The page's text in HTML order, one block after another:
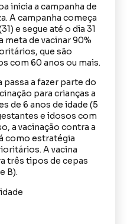
inicia a campanha de
A campanha começa
e segue até o dia 31
meta de vacinar 90%
que são
com 60 anos ou mais.
passa a fazer parte do
para crianças a
de 6 anos de idade (5
e idosos com
a vacinação contra a
como estratégia
A vacina
três tipos de cepas
B).